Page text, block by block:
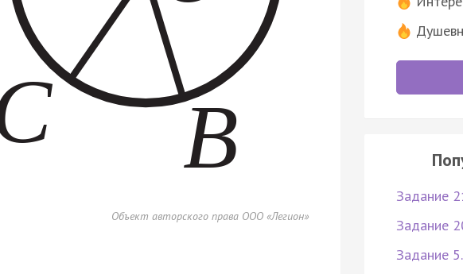
Объект авторского права ООО «Легион»
Задание
Задание
Задание